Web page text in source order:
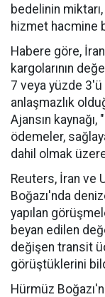
bedelinin
hizmet hacmine
Habere göre,
kargolarının
7 veya yüzde
anlaşmazlık
Ajansın
ödemeler,
dahil olmak
Reuters, İran ve
Boğazı'nda
yapılan
beyan edilen
değişen transit
görüştüklerini
Hürmüz